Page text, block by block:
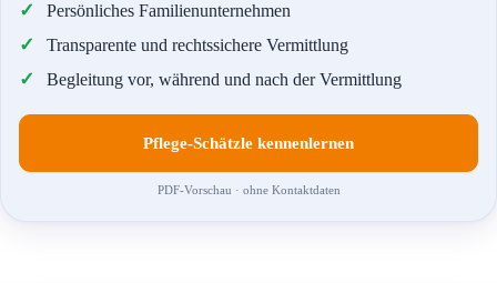
Persönliches Familienunternehmen
Transparente und rechtssichere Vermittlung
Begleitung vor, während und nach der Vermittlung
Pflege-Schätzle kennenlernen
PDF-Vorschau · ohne Kontaktdaten